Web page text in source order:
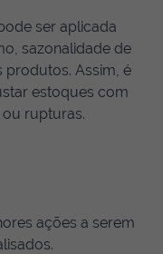
ser aplicada
sazonalidade de
produtos. Assim, é
estoques com
ou rupturas.
ações a serem